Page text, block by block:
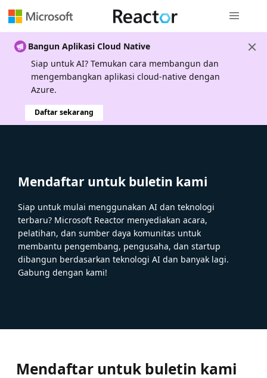
Bangun Aplikasi Cloud Native
Siap untuk AI? Temukan cara membangun dan
mengembangkan aplikasi cloud-native dengan
Azure.
Daftar sekarang
Mendaftar untuk buletin kami
Siap untuk mulai menggunakan AI dan teknologi
terbaru? Microsoft Reactor menyediakan acara,
pelatihan, dan sumber daya komunitas untuk
membantu pengembang, pengusaha, dan startup
dibangun berdasarkan teknologi AI dan banyak lagi.
Gabung dengan kami!
Mendaftar untuk buletin kami